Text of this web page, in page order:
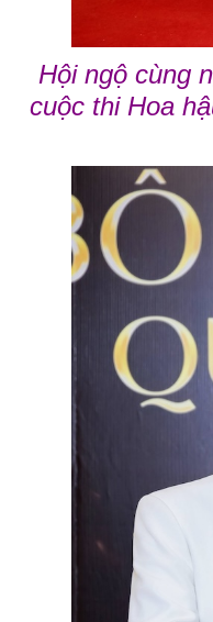
Hội ngộ cùng
cuộc thi Hoa